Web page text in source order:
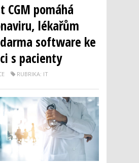
CGM pomáhá
lékařům
software ke
s pacienty
RUBRIKA: IT